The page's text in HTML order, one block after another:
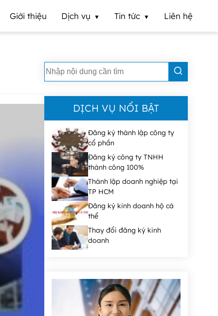
Giới thiệu Dịch vụ Tin tức Liên hệ
DỊCH VỤ NỔI BẬT
Đăng ký thành lập công ty
cổ phần
Đăng ký công ty TNHH
thành công 100%
Thành lập doanh nghiệp tại
TP HCM
Đăng ký kinh doanh hộ cá
thể
Thay đổi đăng ký kinh
doanh